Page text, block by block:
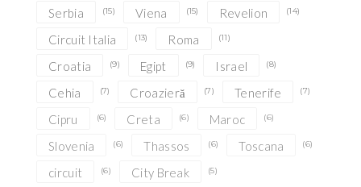
Serbia (15) Viena (15) Revelion (14)
Circuit Italia (13) Roma (11)
Croatia (9) Egipt (9) Israel (8)
Cehia (7) Croazieră (7) Tenerife (7)
Cipru (6) Creta (6) Maroc (6)
Slovenia (6) Thassos (6) Toscana (6)
circuit (6) City Break (5)